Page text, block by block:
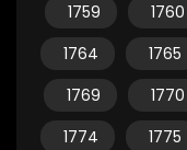
1759
1760
1764
1765
1769
1770
1774
1775